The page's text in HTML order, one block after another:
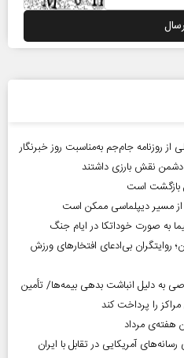
از روزنامه جام‌جم به‌مناسبت روز خبرنگار
دشمن نقش بارزی داشتند
بازگشت است
از مسیر دیپلماسی ممکن است
روایتگران بی‌ادعای افتخارهای ورزش
به دلیل انباشت بدهی بیمه‌ها/ تأمین
آمریکایی در تقابل با ایران